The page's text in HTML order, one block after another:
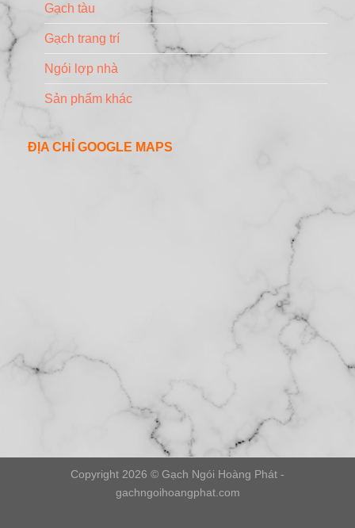
Gạch tàu
Gạch trang trí
Ngói lợp nhà
Sản phẩm khác
ĐỊA CHỈ GOOGLE MAPS
Copyright 2026 © Gạch Ngói Hoàng Phát -
gachngoihoangphat.com